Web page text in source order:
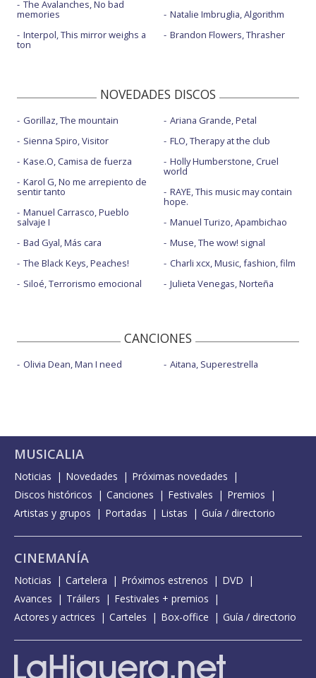
The Avalanches, No bad
memories
Interpol, This mirror weighs a
ton
Natalie Imbruglia, Algorithm
Brandon Flowers, Thrasher
NOVEDADES DISCOS
Gorillaz, The mountain
Sienna Spiro, Visitor
Kase.O, Camisa de fuerza
Karol G, No me arrepiento de
sentir tanto
Manuel Carrasco, Pueblo
salvaje I
Bad Gyal, Más cara
The Black Keys, Peaches!
Siloé, Terrorismo emocional
Ariana Grande, Petal
FLO, Therapy at the club
Holly Humberstone, Cruel
world
RAYE, This music may contain
hope.
Manuel Turizo, Apambichao
Muse, The wow! signal
Charli xcx, Music, fashion, film
Julieta Venegas, Norteña
CANCIONES
Olivia Dean, Man I need Aitana, Superestrella
MUSICALIA
Noticias Novedades
Próximas novedades
Discos históricos
Canciones Festivales
Premios
Artistas y grupos
Portadas Listas Guía / directorio
CINEMANÍA
Noticias Cartelera Próximos estrenos
DVD
Avances
Tráilers
Festivales + premios
Actores y actrices
Carteles Box-office Guía / directorio